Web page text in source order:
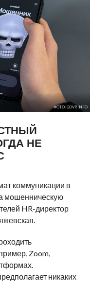
ФОТО: GOVP.INFO
НЕ
коммуникации в
мошенническую
HR-директор
Zoom,
никаких